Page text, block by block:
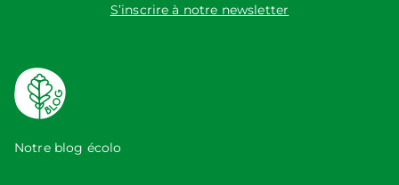
S’inscrire à notre newsletter
Notre blog écolo